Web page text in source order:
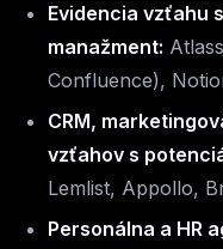
Evidencia vzťahu
manažment:
Confluence),
CRM,
vzťahov s
Lemlist, Appollo,
Personálna a HR